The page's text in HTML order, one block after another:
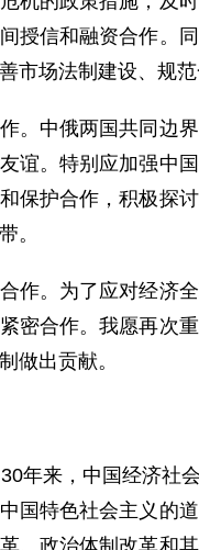
授信和融资合作。
市场法制建设、规
中俄两国共同边界
谊。特别应加强中
保护合作，积极探
。
。为了应对经济全
密合作。我愿再次
做出贡献。
来，中国经济社会
国特色社会主义的
、政治体制改革和